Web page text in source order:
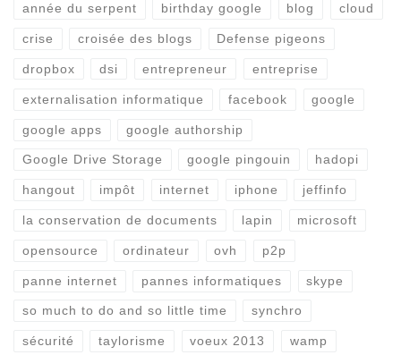
année du serpent birthday google blog cloud
crise croisée des blogs Defense pigeons
dropbox dsi entrepreneur entreprise
externalisation informatique facebook google
google apps google authorship
Google Drive Storage google pingouin hadopi
hangout impôt internet iphone jeffinfo
la conservation de documents lapin microsoft
opensource ordinateur ovh p2p
panne internet pannes informatiques skype
so much to do and so little time synchro
sécurité taylorisme voeux 2013 wamp